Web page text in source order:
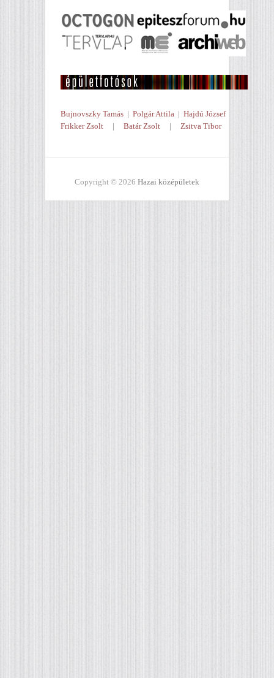
Bujnovszky Tamás | Polgár Attila | Hajdú József
Frikker Zsolt | Batár Zsolt | Zsitva Tibor
Copyright © 2026 Hazai középületek